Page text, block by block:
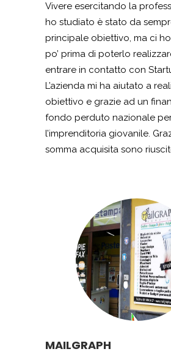
Vivere esercitando la
ho studiato è stato da
principale obiettivo, ma ci
po’ prima di poterlo
entrare in contatto con
L’azienda mi ha aiutato a
obiettivo e grazie ad un
fondo perduto nazionale
l’imprenditoria giovanile.
somma acquisita sono
geometra e sono riuscito ad
mio studio personale a Cava
dove tutti i giorni continuo a
poco per volta il mio sogno,
la mia professione da
MAILGRAPH